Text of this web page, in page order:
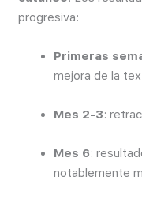
progresiva:
Primeras
mejora de la
Mes 2-3:
Mes 6:
notablemente